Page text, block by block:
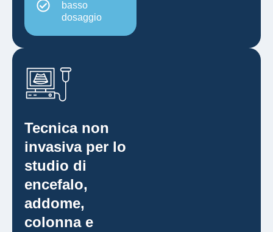
basso
dosaggio
Tecnica non
invasiva per lo
studio di
encefalo,
addome,
colonna e